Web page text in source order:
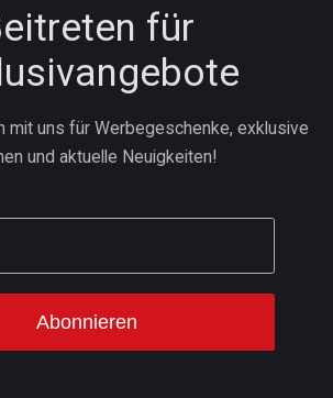
für
mit uns für Werbegeschenke, exklusive
und aktuelle Neuigkeiten!